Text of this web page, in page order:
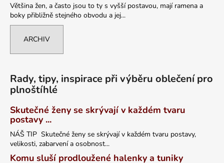
Většina žen, a často jsou to ty s vyšší postavou, mají ramena a
boky přibližně stejného obvodu a jej...
ARCHIV
Rady, tipy, inspirace při výběru oblečení pro
plnoštíhlé
Skutečné ženy se skrývají v každém tvaru
postavy ...
NÁŠ TIP Skutečné ženy se skrývají v každém tvaru postavy,
velikosti, zabarvení a osobnost...
Komu sluší prodloužené halenky a tuniky